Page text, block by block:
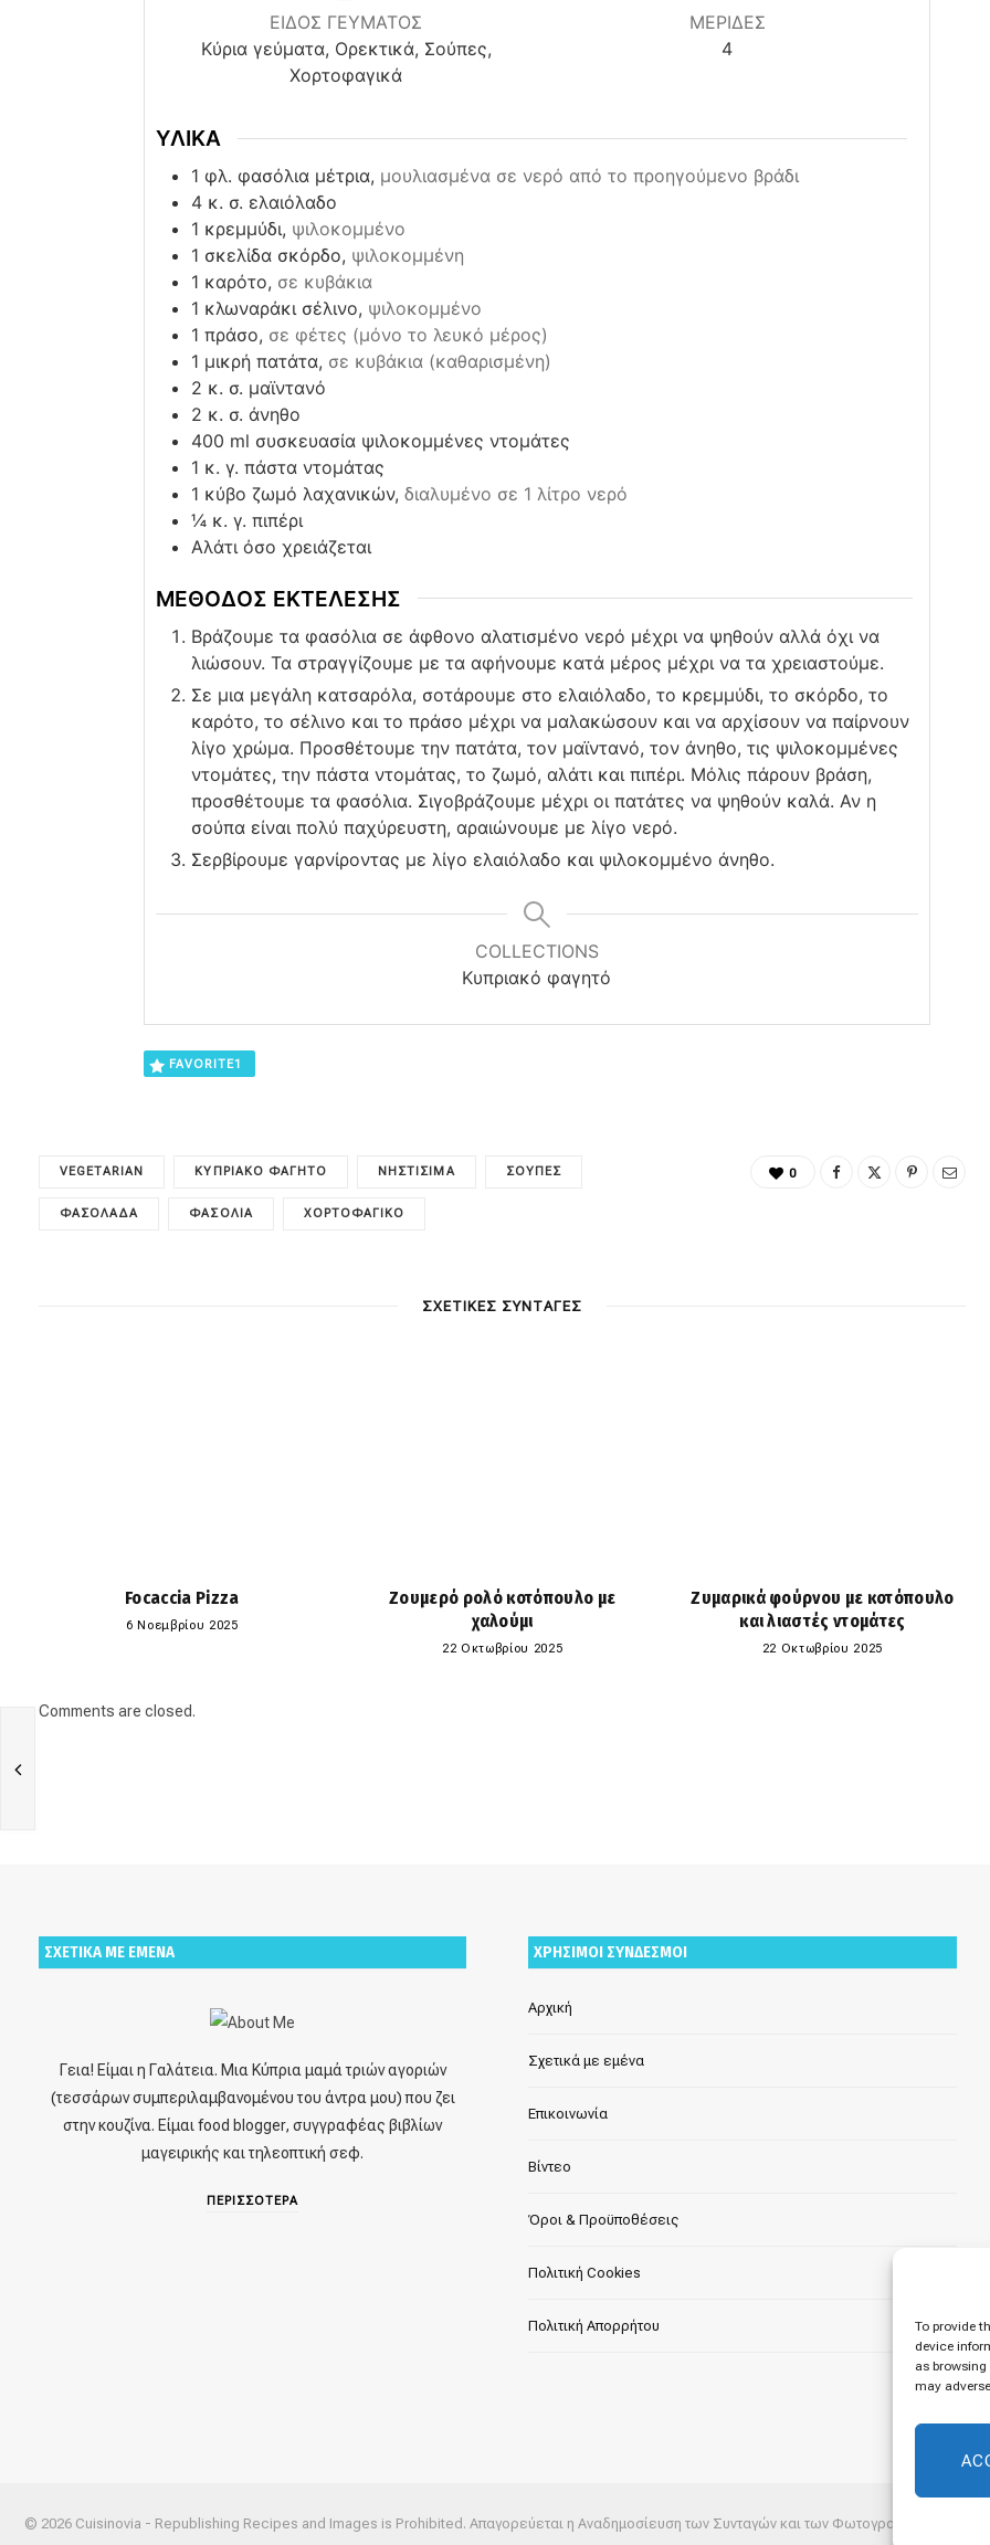
To provide
device
as
may
ΕΙΔΟΣ ΓΕΥΜΑΤΟΣ
Κύρια γεύματα, Ορεκτικά, Σούπες,
Χορτοφαγικά
ΜΕΡΙΔΕΣ
4
ΥΛΙΚΑ
1 φλ. φασόλια μέτρια, μουλιασμένα σε νερό από το προηγούμενο βράδι
4 κ. σ. ελαιόλαδο
1 κρεμμύδι, ψιλοκομμένο
1 σκελίδα σκόρδο, ψιλοκομμένη
1 καρότο, σε κυβάκια
1 κλωναράκι σέλινο, ψιλοκομμένο
1 πράσο, σε φέτες (μόνο το λευκό μέρος)
1 μικρή πατάτα, σε κυβάκια (καθαρισμένη)
2 κ. σ. μαϊντανό
2 κ. σ. άνηθο
400 ml συσκευασία ψιλοκομμένες ντομάτες
1 κ. γ. πάστα ντομάτας
1 κύβο ζωμό λαχανικών, διαλυμένο σε 1 λίτρο νερό
¼ κ. γ. πιπέρι
Αλάτι όσο χρειάζεται
ΜΕΘΟΔΟΣ ΕΚΤΕΛΕΣΗΣ
Βράζουμε τα φασόλια σε άφθονο αλατισμένο νερό μέχρι να ψηθούν αλλά όχι να
λιώσουν. Τα στραγγίζουμε με τα αφήνουμε κατά μέρος μέχρι να τα χρειαστούμε.
Σε μια μεγάλη κατσαρόλα, σοτάρουμε στο ελαιόλαδο, το κρεμμύδι, το σκόρδο, το
καρότο, το σέλινο και το πράσο μέχρι να μαλακώσουν και να αρχίσουν να παίρνουν
λίγο χρώμα. Προσθέτουμε την πατάτα, τον μαϊντανό, τον άνηθο, τις ψιλοκομμένες
ντομάτες, την πάστα ντομάτας, το ζωμό, αλάτι και πιπέρι. Μόλις πάρουν βράση,
προσθέτουμε τα φασόλια. Σιγοβράζουμε μέχρι οι πατάτες να ψηθούν καλά. Αν η
σούπα είναι πολύ παχύρευστη, αραιώνουμε με λίγο νερό.
Σερβίρουμε γαρνίροντας με λίγο ελαιόλαδο και ψιλοκομμένο άνηθο.
COLLECTIONS
Κυπριακό φαγητό
FAVORITE1
VEGETARIAN ΚΥΠΡΙΑΚΌ ΦΑΓΗΤΌ ΝΗΣΤΊΣΙΜΑ ΣΟΎΠΕΣ
ΦΑΣΟΛΆΔΑ ΦΑΣΌΛΙΑ ΧΟΡΤΟΦΑΓΙΚΌ
0
ΣΧΕΤΙΚΕΣ ΣΥΝΤΑΓΕΣ
Focaccia Pizza
6 Νοεμβρίου 2025
Ζουμερό ρολό κοτόπουλο με
χαλούμι
22 Οκτωβρίου 2025
Ζυμαρικά φούρνου με κοτόπουλο
και λιαστές ντομάτες
22 Οκτωβρίου 2025
Comments are closed.
ΣΧΕΤΙΚΑ ΜΕ ΕΜΕΝΑ
Γεια! Είμαι η Γαλάτεια. Μια Κύπρια μαμά τριών αγοριών
(τεσσάρων συμπεριλαμβανομένου του άντρα μου) που ζει
στην κουζίνα. Είμαι food blogger, συγγραφέας βιβλίων
μαγειρικής και τηλεοπτική σεφ.
ΠΕΡΙΣΣΟΤΕΡΑ
ΧΡΗΣΙΜΟΙ ΣΥΝΔΕΣΜΟΙ
Αρχική
Σχετικά με εμένα
Επικοινωνία
Βίντεο
Όροι & Προϋποθέσεις
Πολιτική Cookies
Πολιτική Απορρήτου
© 2026 Cuisinovia - Republishing Recipes and Images is Prohibited. Απαγορεύεται η Αναδημοσίευση των Συνταγών και των Φωτογραφιών.